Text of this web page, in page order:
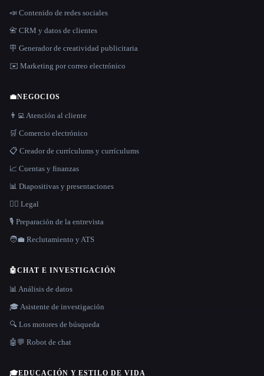
📣 Contenido de redes sociales
📇 CRM y datos de clientes
🪧 Generador de creatividad publicitaria
✉️ Marketing por correo electrónico
💼NEGOCIOS
👨‍💻 Atención al cliente
🛒 Comercio electrónico
📋 Creador de currículums y currículums
📈 Cuentas y finanzas
📊 Diapositivas y presentaciones
👩‍⚖️ Legal
🎙️ Preparación de la entrevista
🧑‍💼 Reclutamiento y ATS
🤖CHAT E INVESTIGACIÓN
📊 Análisis de datos
🎓 Asistente de investigación
🔍 Los motores de búsqueda
🤖💬 Robot de chat
🎓EDUCACIÓN Y ESTILO DE VIDA